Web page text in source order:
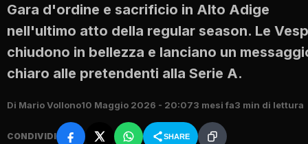
Gara d'ordine e sacrificio in Alto Adige
nell'ultimo atto della regular season. Le
chiudono in bellezza e lanciano un
chiaro alle pretendenti alla Serie A.
Di Mario Vollono10 Maggio 2026 - 20:073 mesi fa3 min di lettura
CONDIVIDI SHARE